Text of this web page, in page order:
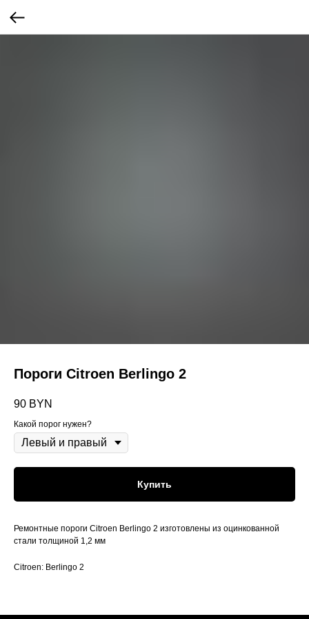
Пороги Citroen Berlingo 2
90 BYN
Какой порог нужен?
Купить
Ремонтные пороги Citroen Berlingo 2 изготовлены из оцинкованной
стали толщиной 1,2 мм
Citroen: Berlingo 2